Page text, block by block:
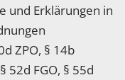
und Erklärungen in
ZPO, § 14b
52d FGO, § 55d